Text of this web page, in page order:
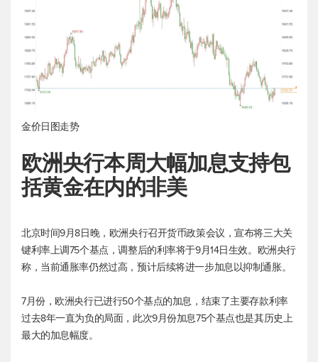
金价日图走势
欧洲央行本周大幅加息支持包
括黄金在内的非美
北京时间9月8日晚，欧洲央行召开货币政策会议，宣布将三大关
键利率上调75个基点，调整后的利率将于9月14日生效。欧洲央行
称，当前通胀率仍然过高，预计后续将进一步加息以抑制通胀。
7月份，欧洲央行已进行50个基点的加息，结束了主要存款利率
过去8年一直为负的局面，此次9月份加息75个基点也是其历史上
最大的加息幅度。